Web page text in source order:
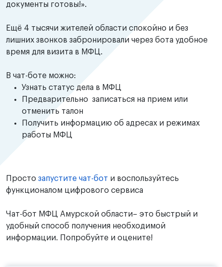
документы готовы!».
Ещё 4 тысячи жителей области спокойно и без
лишних звонков забронировали через бота удобное
время для визита в МФЦ.
В чат-боте можно:
Узнать статус дела в МФЦ
Предварительно записаться на прием или
отменить талон
Получить информацию об адресах и режимах
работы МФЦ
Просто запустите чат-бот и воспользуйтесь
функционалом цифрового сервиса
Чат-бот МФЦ Амурской области– это быстрый и
удобный способ получения необходимой
информации. Попробуйте и оцените!